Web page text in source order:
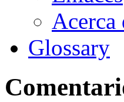
Acerca
Glossary